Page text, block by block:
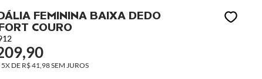
FEMININA BAIXA DEDO
COURO
5X DE R$ 41,98SEM JUROS